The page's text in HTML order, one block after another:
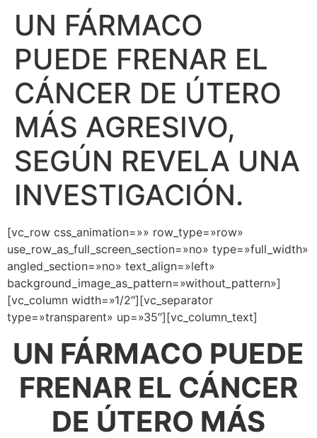
UN FÁRMACO
PUEDE FRENAR EL
CÁNCER DE ÚTERO
MÁS AGRESIVO,
SEGÚN REVELA UNA
INVESTIGACIÓN.
[vc_row css_animation=»» row_type=»row»
use_row_as_full_screen_section=»no» type=»full_width»
angled_section=»no» text_align=»left»
background_image_as_pattern=»without_pattern»]
[vc_column width=»1/2″][vc_separator
type=»transparent» up=»35″][vc_column_text]
UN FÁRMACO PUEDE
FRENAR EL CÁNCER
DE ÚTERO MÁS